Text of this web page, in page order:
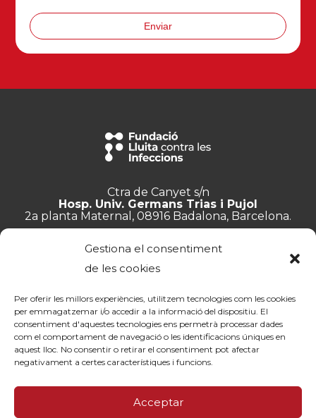
Gestiona el consentiment
de les cookies
Per oferir les millors experiències, utilitzem tecnologies com les cookies
per emmagatzemar i/o accedir a la informació del dispositiu. El
consentiment d'aquestes tecnologies ens permetrà processar dades
com el comportament de navegació o les identificacions úniques en
aquest lloc. No consentir o retirar el consentiment pot afectar
negativament a certes característiques i funcions.
Acceptar
Enviar
Ctra de Canyet s/n
Hosp. Univ. Germans Trias i Pujol
2a planta Maternal, 08916 Badalona, Barcelona.
Treballa amb nosaltres
Transparència
Canal de denúncies
Contacte